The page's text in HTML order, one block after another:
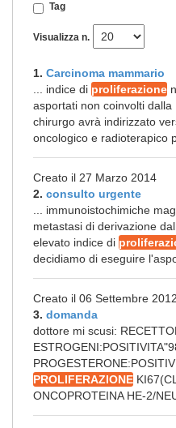
Tag
Visualizza n.
1. Carcinoma mammario
... indice di proliferazione
asportati non coinvolti
chirurgo avrà indirizzato
oncologico e radioterapico
Creato il 27 Marzo 2014
2. consulto urgente
... immunoistochimiche
metastasi di derivazione
elevato indice di
decidiamo di eseguire
Creato il 06 Settembre 2012
3. domanda
dottore mi scusi:
PROLIFERAZIONE
ONCOPROTEINA HE-2/